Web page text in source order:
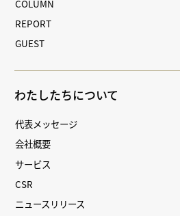
COLUMN
REPORT
GUEST
わたしたちについて
代表メッセージ
会社概要
サービス
CSR
ニュースリリース